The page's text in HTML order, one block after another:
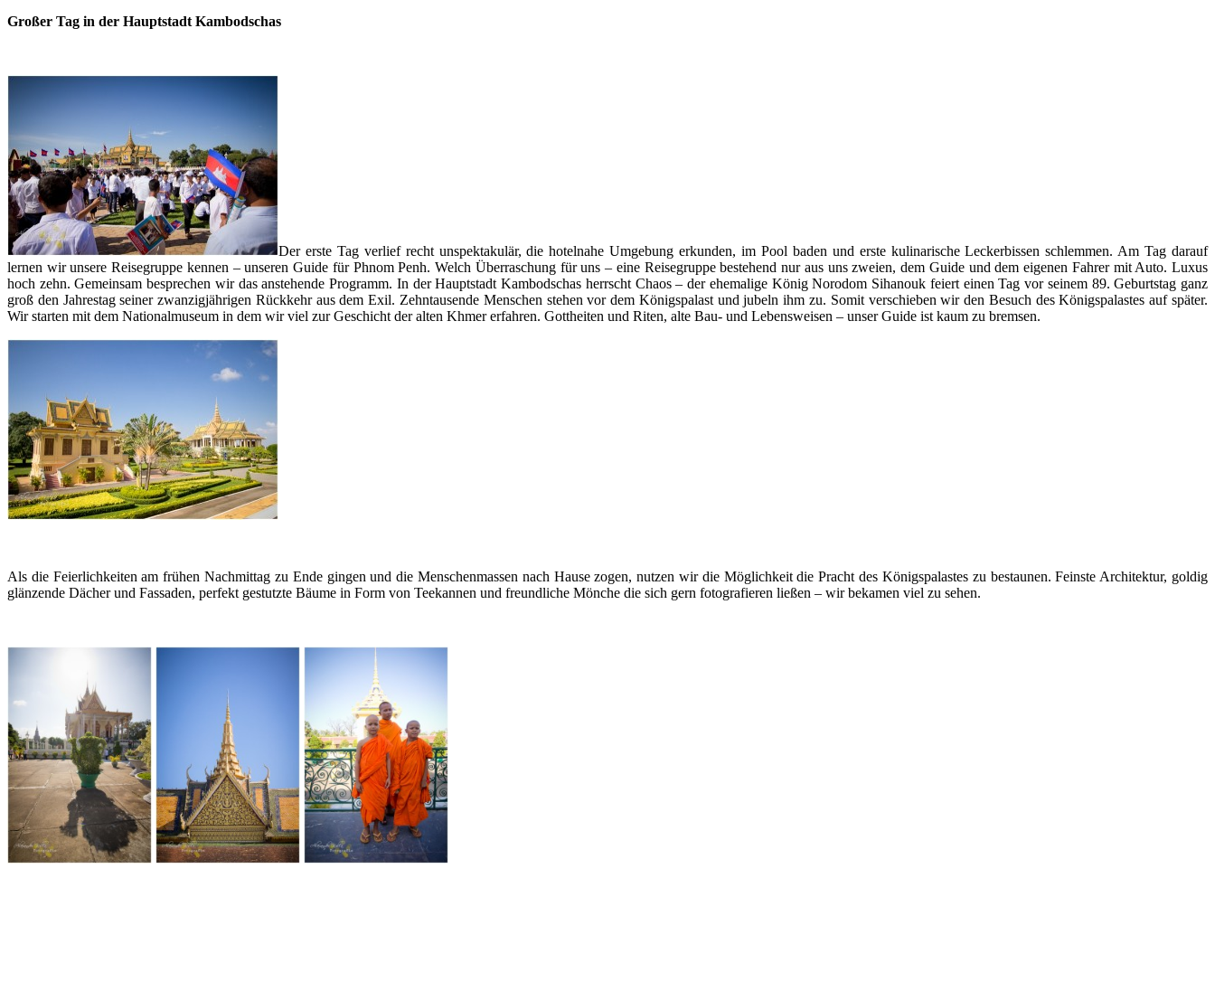
Großer Tag in der Hauptstadt Kambodschas
Der erste Tag verlief recht unspektakulär, die hotelnahe Umgebung erkunden, im Pool baden und erste kulinarische Leckerbissen schlemmen. Am Tag darauf
lernen wir unsere Reisegruppe kennen – unseren Guide für Phnom Penh. Welch Überraschung für uns – eine Reisegruppe bestehend nur aus uns zweien, dem Guide und dem eigenen Fahrer mit Auto. Luxus
hoch zehn. Gemeinsam besprechen wir das anstehende Programm. In der Hauptstadt Kambodschas herrscht Chaos – der ehemalige König Norodom Sihanouk feiert einen Tag vor seinem 89. Geburtstag ganz
groß den Jahrestag seiner zwanzigjährigen Rückkehr aus dem Exil. Zehntausende Menschen stehen vor dem Königspalast und jubeln ihm zu. Somit verschieben wir den Besuch des Königspalastes auf später.
Wir starten mit dem Nationalmuseum in dem wir viel zur Geschicht der alten Khmer erfahren. Gottheiten und Riten, alte Bau- und Lebensweisen – unser Guide ist kaum zu bremsen.
Als die Feierlichkeiten am frühen Nachmittag zu Ende gingen und die Menschenmassen nach Hause zogen, nutzen wir die Möglichkeit die Pracht des Königspalastes zu bestaunen. Feinste Architektur, goldig
glänzende Dächer und Fassaden, perfekt gestutzte Bäume in Form von Teekannen und freundliche Mönche die sich gern fotografieren ließen – wir bekamen viel zu sehen.